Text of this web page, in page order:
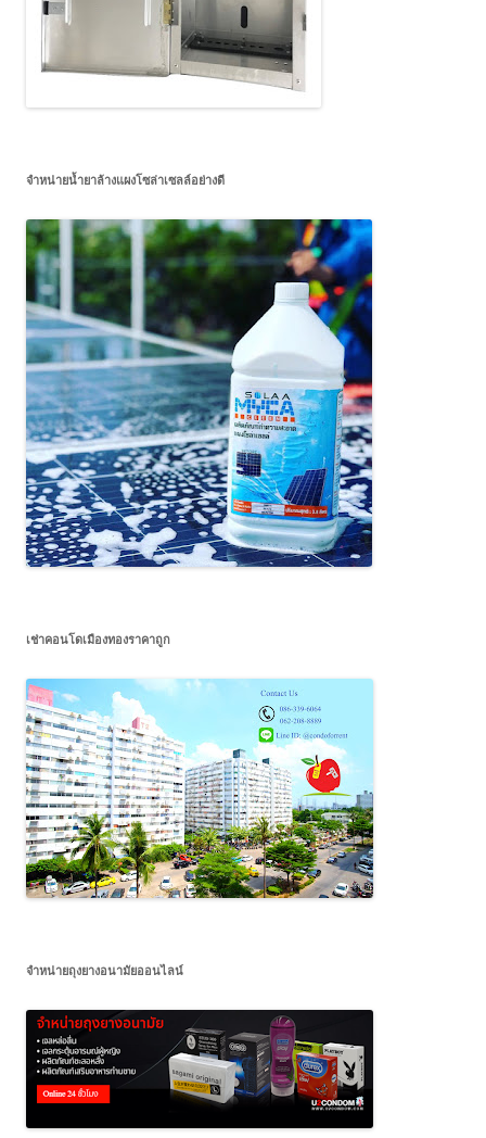
จำหน่ายน้ำยาล้างแผงโซล่าเซลล์อย่างดี
เช่าคอนโดเมืองทองราคาถูก
จำหน่ายถุงยางอนามัยออนไลน์